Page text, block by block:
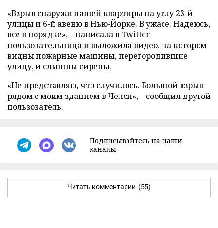
«Взрыв снаружи нашей квартиры на углу 23-й
улицы и 6-й авеню в Нью-Йорке. В ужасе. Надеюсь,
все в порядке», – написала в Twitter
пользовательница и выложила видео, на котором
видны пожарные машины, перегородившие
улицу, и слышны сирены.
«Не представляю, что случилось. Большой взрыв
рядом с моим зданием в Челси», – сообщил другой
пользователь.
Подписывайтесь на наши
каналы
Читать комментарии (55)